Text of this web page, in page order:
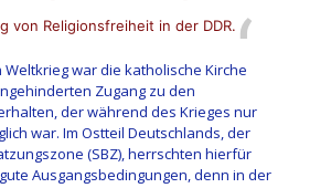
von Religionsfreiheit in der DDR.
Weltkrieg war die katholische Kirche
Zugang zu den
der während des Krieges nur
war. Im Ostteil Deutschlands, der
(SBZ), herrschten hierfür
Ausgangsbedingungen, denn in der